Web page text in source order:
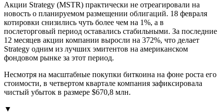
Акции Strategy (MSTR) практически не отреагировали на
новость о планируемом размещении облигаций. 18 февраля
котировки снизились чуть более чем на 1%, а в
послеторговый период оставались стабильными. За последние
12 месяцев акции компании выросли на 372%, что делает
Strategy одним из лучших эмитентов на американском
фондовом рынке за этот период.
Несмотря на масштабные покупки биткоина на фоне роста его
стоимости, в четвертом квартале компания зафиксировала
чистый убыток в размере $670,8 млн.
▼